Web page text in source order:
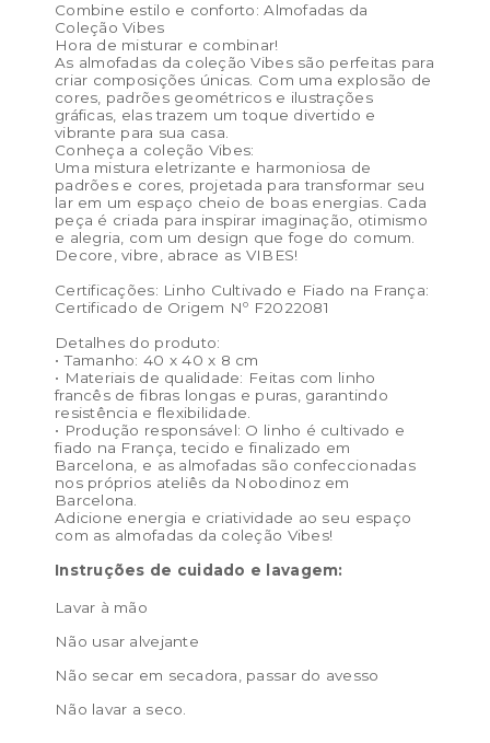
Combine estilo e conforto: Almofadas da
Coleção Vibes
Hora de misturar e combinar!
As almofadas da coleção Vibes são perfeitas para
criar composições únicas. Com uma explosão de
cores, padrões geométricos e ilustrações
gráficas, elas trazem um toque divertido e
vibrante para sua casa.
Conheça a coleção Vibes:
Uma mistura eletrizante e harmoniosa de
padrões e cores, projetada para transformar seu
lar em um espaço cheio de boas energias. Cada
peça é criada para inspirar imaginação, otimismo
e alegria, com um design que foge do comum.
Decore, vibre, abrace as VIBES!
Certificações: Linho Cultivado e Fiado na França:
Certificado de Origem Nº F2022081
Detalhes do produto:
• Tamanho: 40 x 40 x 8 cm
• Materiais de qualidade: Feitas com linho
francês de fibras longas e puras, garantindo
resistência e flexibilidade.
• Produção responsável: O linho é cultivado e
fiado na França, tecido e finalizado em
Barcelona, e as almofadas são confeccionadas
nos próprios ateliês da Nobodinoz em
Barcelona.
Adicione energia e criatividade ao seu espaço
com as almofadas da coleção Vibes!
Instruções de cuidado e lavagem:
Lavar à mão
Não usar alvejante
Não secar em secadora, passar do avesso
Não lavar a seco.